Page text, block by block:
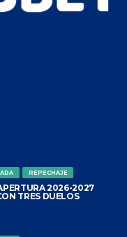
REPECHAJE
2026-2027
TRES DUELOS